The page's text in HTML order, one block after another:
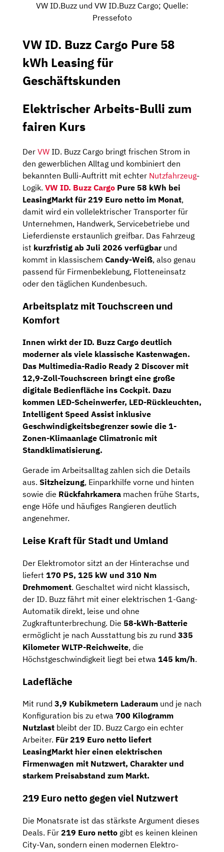
VW ID.Buzz und VW ID.Buzz Cargo; Quelle:
Pressefoto
VW ID. Buzz Cargo Pure 58
kWh Leasing für
Geschäftskunden
Elektrischer Arbeits-Bulli zum
fairen Kurs
Der VW ID. Buzz Cargo bringt frischen Strom in
den gewerblichen Alltag und kombiniert den
bekannten Bulli-Auftritt mit echter Nutzfahrzeug-
Logik. VW ID. Buzz Cargo Pure 58 kWh bei
LeasingMarkt für 219 Euro netto im Monat,
damit wird ein vollelektrischer Transporter für
Unternehmen, Handwerk, Servicebetriebe und
Lieferdienste erstaunlich greifbar. Das Fahrzeug
ist kurzfristig ab Juli 2026 verfügbarund
kommt in klassischem Candy-Weiß, also genau
passend für Firmenbeklebung, Flotteneinsatz
oder den täglichen Kundenbesuch.
Arbeitsplatz mit Touchscreen und
Komfort
Innen wirkt der ID. Buzz Cargo deutlich
moderner als viele klassische Kastenwagen.
Das Multimedia-Radio Ready 2 Discovermit
12,9-Zoll-Touchscreen bringt eine große
digitale Bedienfläche ins Cockpit. Dazu
kommen LED-Scheinwerfer, LED-Rückleuchten,
Intelligent Speed Assist inklusive
Geschwindigkeitsbegrenzer sowie die 1-
Zonen-Klimaanlage Climatronic mit
Standklimatisierung.
Gerade im Arbeitsalltag zahlen sich die Details
aus. Sitzheizung, Einparkhilfe vorne und hinten
sowie die Rückfahrkamera machen frühe Starts,
enge Höfe und häufiges Rangieren deutlich
angenehmer.
Leise Kraft für Stadt und Umland
Der Elektromotor sitzt an der Hinterachse und
liefert 170 PS, 125 kW und 310 Nm
Drehmoment. Geschaltet wird nicht klassisch,
der ID. Buzz fährt mit einer elektrischen 1-Gang-
Automatik direkt, leise und ohne
Zugkraftunterbrechung. Die 58-kWh-Batterie
ermöglicht je nach Ausstattung bis zu rund 335
Kilometer WLTP-Reichweite, die
Höchstgeschwindigkeit liegt bei etwa 145 km/h.
Ladefläche
Mit rund 3,9 Kubikmetern Laderaum und je nach
Konfiguration bis zu etwa 700 Kilogramm
Nutzlast bleibt der ID. Buzz Cargo ein echter
Arbeiter. Für 219 Euro netto liefert
LeasingMarkt hier einen elektrischen
Firmenwagen mit Nutzwert, Charakter und
starkem Preisabstand zum Markt.
219 Euro netto gegen viel Nutzwert
Die Monatsrate ist das stärkste Argument dieses
Deals. Für 219 Euro netto gibt es keinen kleinen
City-Van, sondern einen modernen Elektro-